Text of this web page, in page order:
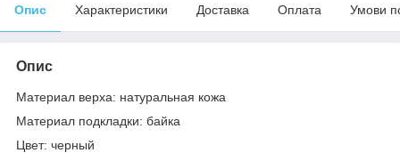
Опис Характеристики Доставка Оплата Умови
Опис
Материал верха: натуральная кожа
Материал подкладки: байка
Цвет: черный